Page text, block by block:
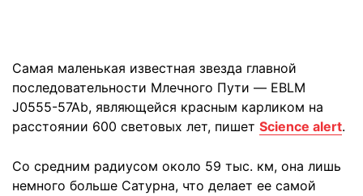
Самая маленькая известная звезда главной
последовательности Млечного Пути — EBLM
J0555-57Ab, являющейся красным карликом на
расстоянии 600 световых лет, пишет Science alert.
Со средним радиусом около 59 тыс. км, она лишь
немного больше Сатурна, что делает ее самой